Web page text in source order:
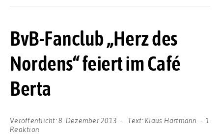
BvB-Fanclub „Herz des
Nordens“ feiert im Café
Berta
Veröffentlicht:8. Dezember 2013 Text:Klaus Hartmann
1
Reaktion